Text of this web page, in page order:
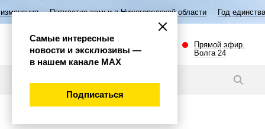
семьи в Нижегородской области Год единства народов России
Прямой эфир.
Волга 24
Самые интересные
новости и эксклюзивы —
в нашем канале МАХ
Подписаться